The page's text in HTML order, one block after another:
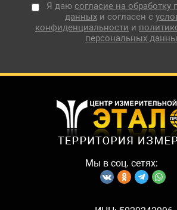
Я даю согласие на обработку
данныхи согласен с
конфиденциальности и
персональных
Мы в соц. сетях: